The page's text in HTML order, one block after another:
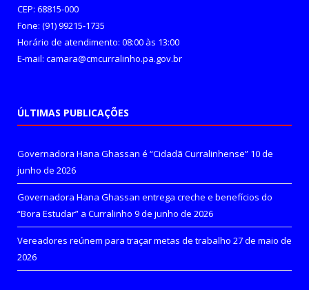
CEP: 68815-000
Fone: (91) 99215-1735
Horário de atendimento: 08:00 às 13:00
E-mail: camara@cmcurralinho.pa.gov.br
ÚLTIMAS PUBLICAÇÕES
Governadora Hana Ghassan é “Cidadã Curralinhense” 10 de
junho de 2026
Governadora Hana Ghassan entrega creche e benefícios do
“Bora Estudar” a Curralinho 9 de junho de 2026
Vereadores reúnem para traçar metas de trabalho 27 de maio de
2026